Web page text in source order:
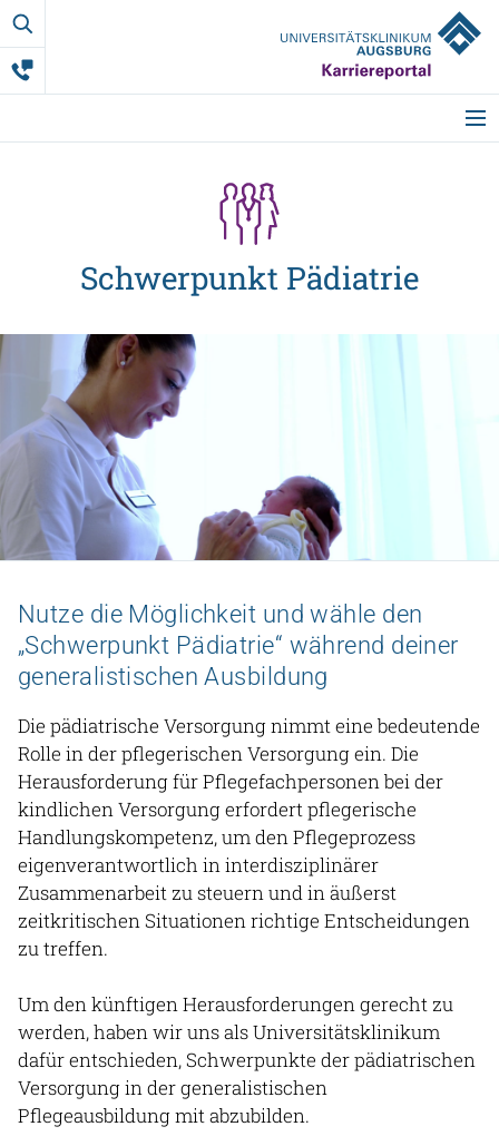
Pädiatrie
Ausbildung
Studium & Co.
Weitere Mitarbeit
Universitätsklinikum
Schwerpunkt Pädiatrie
Nutze die Möglichkeit und wähle den
„Schwerpunkt Pädiatrie“ während deiner
generalistischen Ausbildung
Die pädiatrische Versorgung nimmt eine bedeutende
Rolle in der pflegerischen Versorgung ein. Die
Herausforderung für Pflegefachpersonen bei der
kindlichen Versorgung erfordert pflegerische
Handlungskompetenz, um den Pflegeprozess
eigenverantwortlich in interdisziplinärer
Zusammenarbeit zu steuern und in äußerst
zeitkritischen Situationen richtige Entscheidungen
zu treffen.
Um den künftigen Herausforderungen gerecht zu
werden, haben wir uns als Universitätsklinikum
dafür entschieden, Schwerpunkte der pädiatrischen
Versorgung in der generalistischen
Pflegeausbildung mit abzubilden.